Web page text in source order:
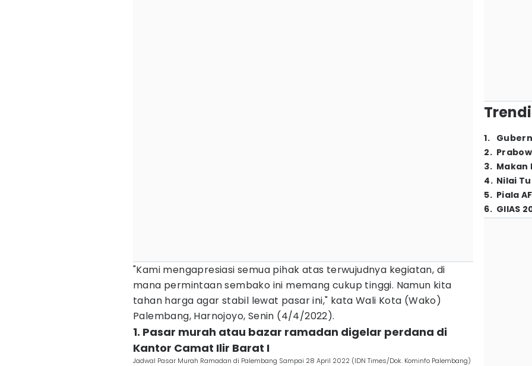
"Kami mengapresiasi semua pihak atas terwujudnya kegiatan, di
mana permintaan sembako ini memang cukup tinggi. Namun kita
tahan harga agar stabil lewat pasar ini," kata Wali Kota (Wako)
Palembang, Harnojoyo, Senin (4/4/2022).
1. Pasar murah atau bazar ramadan digelar perdana di
Kantor Camat Ilir Barat I
Jadwal Pasar Murah Ramadan di Palembang Sampai 28 April 2022 (IDN Times/Dok. Kominfo Palembang)
1.
2.
3. Makan
4. Nilai
5. Piala
6. GIIAS